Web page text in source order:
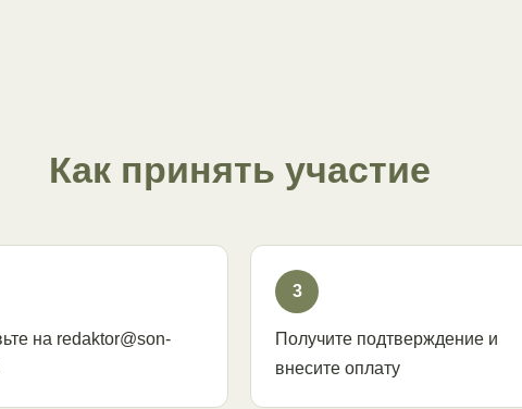
Как принять участие
на redaktor@son-
3
Получите подтверждение и
внесите оплату